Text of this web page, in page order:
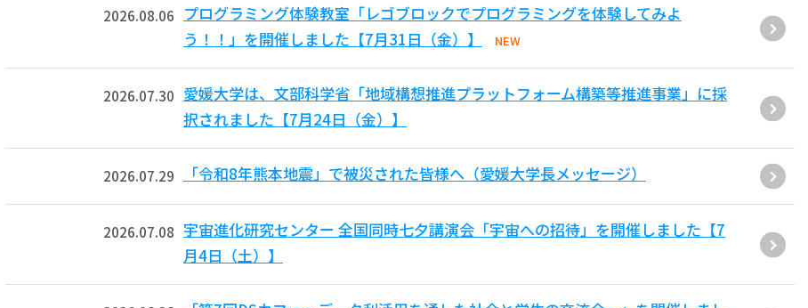
2026.08.06
プログラミング体験教室「レゴブロックでプログラミングを体験してみよ
う！！」を開催しました【7月31日（金）】
NEW
2026.07.30 愛媛大学は、文部科学省「地域構想推進プラットフォーム構築等推進事業」に採
択されました【7月24日（金）】
2026.07.29 「令和8年熊本地震」で被災された皆様へ（愛媛大学長メッセージ）
2026.07.08 宇宙進化研究センター 全国同時七夕講演会「宇宙への招待」を開催しました【7
月4日（土）】